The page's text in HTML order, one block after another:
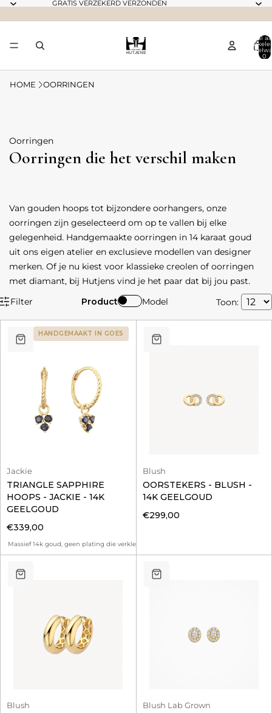
GRATIS VERZEKERD VERZONDEN
Totaal
0
HOME OORRINGEN
Oorringen
Oorringen die het verschil maken
Van gouden hoops tot bijzondere oorhangers, onze
oorringen zijn geselecteerd om op te vallen bij elke
gelegenheid. Handgemaakte oorringen in 14 karaat goud
uit ons eigen atelier en exclusieve modellen van designer
merken. Of je nu kiest voor klassieke creolen of oorringen
met diamant, bij Hutjens vind je het paar dat bij jou past.
Filter
Product Model Toon:
HANDGEMAAKT IN GOES
Jackie
TRIANGLE SAPPHIRE
HOOPS - JACKIE - 14K
GEELGOUD
€339,00
Massief 14k goud, geen plating die verkleurt
Blush
OORSTEKERS - BLUSH -
14K GEELGOUD
€299,00
Blush Blush Lab Grown